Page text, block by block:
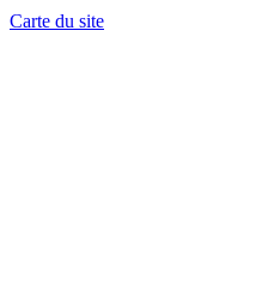
Carte du site